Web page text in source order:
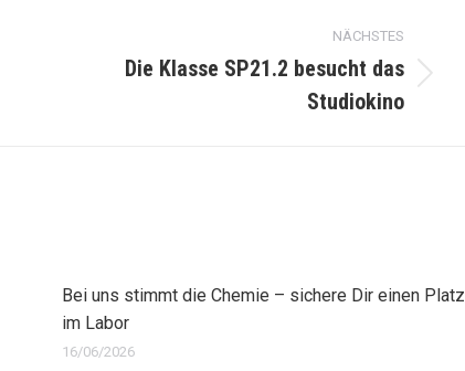
NÄCHSTES
Die Klasse SP21.2 besucht das
Studiokino
Bei uns stimmt die Chemie – sichere Dir einen Platz
im Labor
16/06/2026